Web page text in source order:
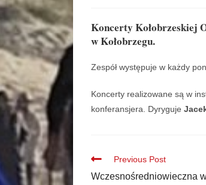
Koncerty Kołobrzeskiej
w Kołobrzegu.
Zespół występuje w każdy
Koncerty realizowane są w
konferansjera. Dyryguje
Previous Post
Wczesnośredniowieczna